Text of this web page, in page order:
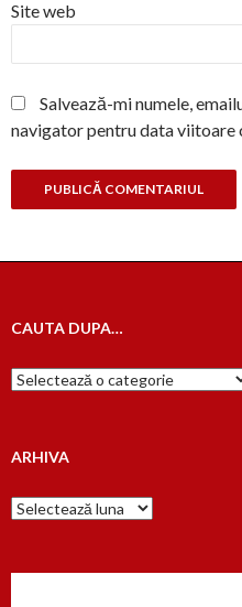
Site web
Salvează-mi numele,
navigator pentru data viitoare
CAUTA DUPA…
Cauta
dupa…
ARHIVA
Arhiva